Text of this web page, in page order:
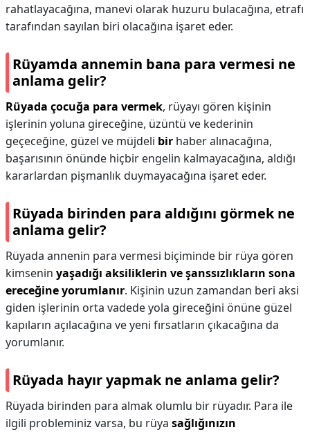
rahatlayacağına, manevi olarak huzuru bulacağına, etrafı
tarafından sayılan biri olacağına işaret eder.
Rüyamda annemin bana para vermesi ne
anlama gelir?
Rüyada çocuğa para vermek, rüyayı gören kişinin
işlerinin yoluna gireceğine, üzüntü ve kederinin
geçeceğine, güzel ve müjdeli bir haber alınacağına,
başarısının önünde hiçbir engelin kalmayacağına, aldığı
kararlardan pişmanlık duymayacağına işaret eder.
Rüyada birinden para aldığını görmek ne
anlama gelir?
Rüyada annenin para vermesi biçiminde bir rüya gören
kimsenin yaşadığı aksiliklerin ve şanssızlıkların sona
ereceğine yorumlanır. Kişinin uzun zamandan beri aksi
giden işlerinin orta vadede yola gireceğini önüne güzel
kapıların açılacağına ve yeni fırsatların çıkacağına da
yorumlanır.
Rüyada hayır yapmak ne anlama gelir?
Rüyada birinden para almak olumlu bir rüyadır. Para ile
ilgili probleminiz varsa, bu rüya sağlığınızın